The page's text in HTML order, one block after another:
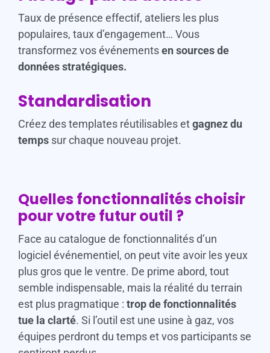
Taux de présence effectif, ateliers les plus
populaires, taux d’engagement… Vous
transformez vos événementsen sources de
données stratégiques.
Standardisation
Créez des templates réutilisables etgagnez du
tempssur chaque nouveau projet.
Quelles fonctionnalités choisir
pour votre futur outil ?
Face au catalogue de fonctionnalités d’un
logiciel événementiel, on peut vite avoir les yeux
plus gros que le ventre. De prime abord, tout
semble indispensable, mais la réalité du terrain
est plus pragmatique : trop de fonctionnalités
tue la clarté. Si l’outil est une usine à gaz, vos
équipes perdront du temps et vos participants se